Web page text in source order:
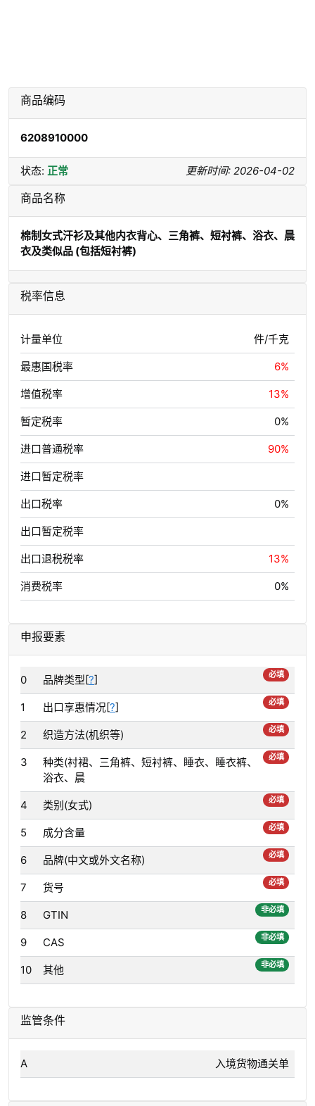
商品编码
6208910000
状态: 正常 更新时间: 2026-04-02
商品名称
棉制女式汗衫及其他内衣背心、三角裤、短衬裤、浴衣、晨
衣及类似品 (包括短衬裤)
税率信息
计量单位 件/千克
最惠国税率 6%
增值税率 13%
暂定税率 0%
进口普通税率 90%
进口暂定税率
出口税率 0%
出口暂定税率
出口退税税率 13%
消费税率 0%
申报要素
0 品牌类型[?] 必填
1 出口享惠情况[?] 必填
2 织造方法(机织等) 必填
3
种类(衬裙、三角裤、短衬裤、睡衣、睡衣裤、
浴衣、晨
必填
4 类别(女式) 必填
5 成分含量 必填
6 品牌(中文或外文名称) 必填
7 货号 必填
8 GTIN 非必填
9 CAS 非必填
10 其他 非必填
监管条件
A 入境货物通关单